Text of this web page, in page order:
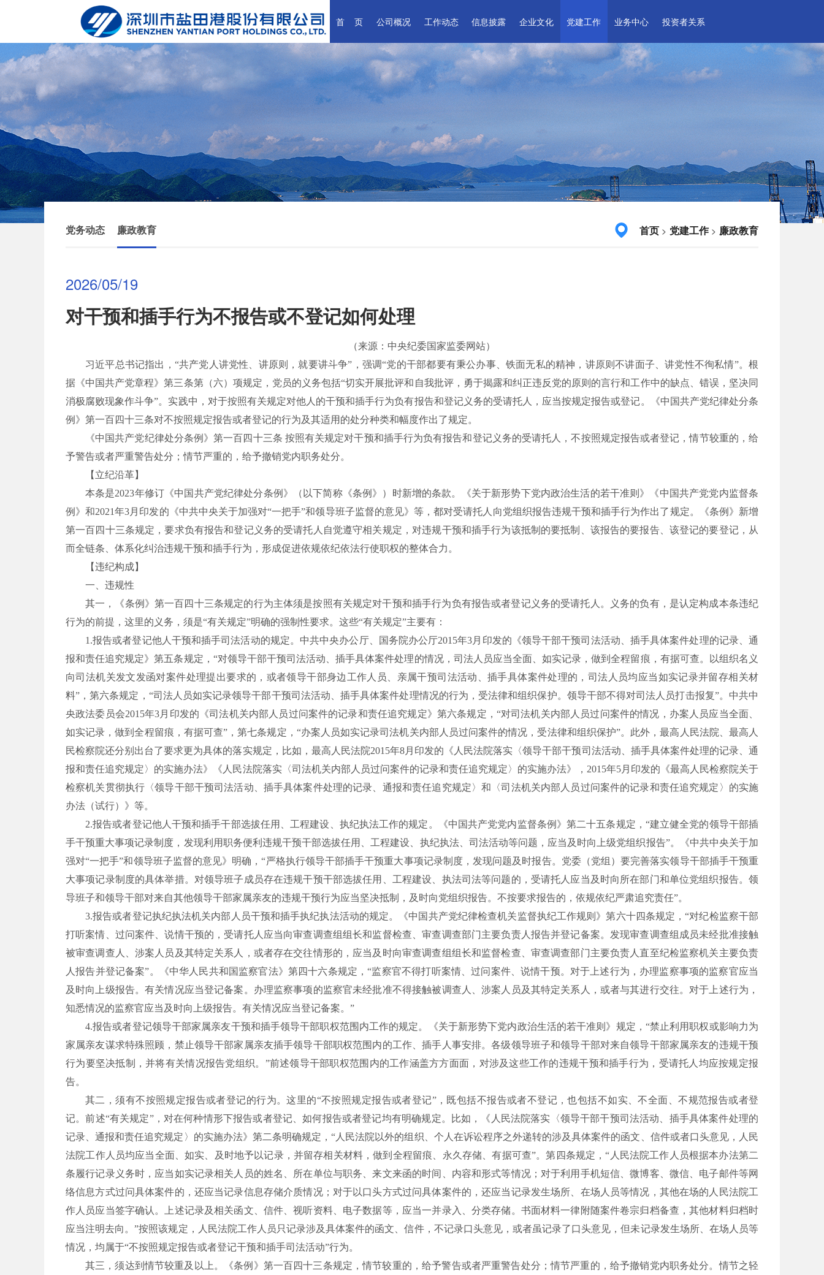
首    页 公司概况 工作动态 信息披露 企业文化 党建工作 业务中心 投资者关系
党务动态 廉政教育 首页 > 党建工作> 廉政教育
2026/05/19
对干预和插手行为不报告或不登记如何处理
（来源：中央纪委国家监委网站）
习近平总书记指出， “共产党人讲党性、讲原则，就要讲斗争”，强调“党的干部都要有秉公办事、铁面无私的精神，讲原则不讲面子、讲党性不徇私情”。根
据《中国共产党章程》第三条第（六）项规定，党员的义务包括“切实开展批评和自我批评，勇于揭露和纠正违反党的原则的言行和工作中的缺点、错误，坚决同
消极腐败现象作斗争”。实践中，对于按照有关规定对他人的干预和插手行为负有报告和登记义务的受请托人，应当按规定报告或登记。《中国共产党纪律处分条
例》第一百四十三条对不按照规定报告或者登记的行为及其适用的处分种类和幅度作出了规定。
《中国共产党纪律处分条例》第一百四十三条 按照有关规定对干预和插手行为负有报告和登记义务的受请托人，不按照规定报告或者登记，情节较重的，给
予警告或者严重警告处分；情节严重的，给予撤销党内职务处分。
【立纪沿革】
本条是2023年修订《中国共产党纪律处分条例》（以下简称《条例》）时新增的条款。《关于新形势下党内政治生活的若干准则》《中国共产党党内监督条
例》和2021年3月印发的《中共中央关于加强对“一把手”和领导班子监督的意见》等，都对受请托人向党组织报告违规干预和插手行为作出了规定。《条例》新增
第一百四十三条规定，要求负有报告和登记义务的受请托人自觉遵守相关规定，对违规干预和插手行为该抵制的要抵制、该报告的要报告、该登记的要登记，从
而全链条、体系化纠治违规干预和插手行为，形成促进依规依纪依法行使职权的整体合力。
【违纪构成】
一、违规性
其一，《条例》第一百四十三条规定的行为主体须是按照有关规定对干预和插手行为负有报告或者登记义务的受请托人。义务的负有，是认定构成本条违纪
行为的前提，这里的义务，须是“有关规定”明确的强制性要求。这些“有关规定”主要有：
1.报告或者登记他人干预和插手司法活动的规定。中共中央办公厅、国务院办公厅2015年3月印发的《领导干部干预司法活动、插手具体案件处理的记录、通
报和责任追究规定》第五条规定，“对领导干部干预司法活动、插手具体案件处理的情况，司法人员应当全面、如实记录，做到全程留痕，有据可查。以组织名义
向司法机关发文发函对案件处理提出要求的，或者领导干部身边工作人员、亲属干预司法活动、插手具体案件处理的，司法人员均应当如实记录并留存相关材
料”，第六条规定，“司法人员如实记录领导干部干预司法活动、插手具体案件处理情况的行为，受法律和组织保护。领导干部不得对司法人员打击报复”。中共中
央政法委员会2015年3月印发的《司法机关内部人员过问案件的记录和责任追究规定》第六条规定，“对司法机关内部人员过问案件的情况，办案人员应当全面、
如实记录，做到全程留痕，有据可查”，第七条规定，“办案人员如实记录司法机关内部人员过问案件的情况，受法律和组织保护”。此外，最高人民法院、最高人
民检察院还分别出台了要求更为具体的落实规定，比如，最高人民法院2015年8月印发的《人民法院落实〈领导干部干预司法活动、插手具体案件处理的记录、通
报和责任追究规定〉的实施办法》《人民法院落实〈司法机关内部人员过问案件的记录和责任追究规定〉的实施办法》，2015年5月印发的《最高人民检察院关于
检察机关贯彻执行〈领导干部干预司法活动、插手具体案件处理的记录、通报和责任追究规定〉和〈司法机关内部人员过问案件的记录和责任追究规定〉的实施
办法（试行）》等。
2.报告或者登记他人干预和插手干部选拔任用、工程建设、执纪执法工作的规定。《中国共产党党内监督条例》第二十五条规定，“建立健全党的领导干部插
手干预重大事项记录制度，发现利用职务便利违规干预干部选拔任用、工程建设、执纪执法、司法活动等问题，应当及时向上级党组织报告”。《中共中央关于加
强对“一把手”和领导班子监督的意见》明确，“严格执行领导干部插手干预重大事项记录制度，发现问题及时报告。党委（党组）要完善落实领导干部插手干预重
大事项记录制度的具体举措。对领导班子成员存在违规干预干部选拔任用、工程建设、执法司法等问题的，受请托人应当及时向所在部门和单位党组织报告。领
导班子和领导干部对来自其他领导干部家属亲友的违规干预行为应当坚决抵制，及时向党组织报告。不按要求报告的，依规依纪严肃追究责任”。
3.报告或者登记执纪执法机关内部人员干预和插手执纪执法活动的规定。《中国共产党纪律检查机关监督执纪工作规则》第六十四条规定，“对纪检监察干部
打听案情、过问案件、说情干预的，受请托人应当向审查调查组组长和监督检查、审查调查部门主要负责人报告并登记备案。发现审查调查组成员未经批准接触
被审查调查人、涉案人员及其特定关系人，或者存在交往情形的，应当及时向审查调查组组长和监督检查、审查调查部门主要负责人直至纪检监察机关主要负责
人报告并登记备案”。《中华人民共和国监察官法》第四十六条规定，“监察官不得打听案情、过问案件、说情干预。对于上述行为，办理监察事项的监察官应当
及时向上级报告。有关情况应当登记备案。办理监察事项的监察官未经批准不得接触被调查人、涉案人员及其特定关系人，或者与其进行交往。对于上述行为，
知悉情况的监察官应当及时向上级报告。有关情况应当登记备案。”
4.报告或者登记领导干部家属亲友干预和插手领导干部职权范围内工作的规定。《关于新形势下党内政治生活的若干准则》规定，“禁止利用职权或影响力为
家属亲友谋求特殊照顾，禁止领导干部家属亲友插手领导干部职权范围内的工作、插手人事安排。各级领导班子和领导干部对来自领导干部家属亲友的违规干预
行为要坚决抵制，并将有关情况报告党组织。”前述领导干部职权范围内的工作涵盖方方面面，对涉及这些工作的违规干预和插手行为，受请托人均应按规定报
告。
其二，须有不按照规定报告或者登记的行为。这里的“不按照规定报告或者登记”，既包括不报告或者不登记，也包括不如实、不全面、不规范报告或者登
记。前述“有关规定”，对在何种情形下报告或者登记、如何报告或者登记均有明确规定。比如，《人民法院落实〈领导干部干预司法活动、插手具体案件处理的
记录、通报和责任追究规定〉的实施办法》第二条明确规定，“人民法院以外的组织、个人在诉讼程序之外递转的涉及具体案件的函文、信件或者口头意见，人民
法院工作人员均应当全面、如实、及时地予以记录，并留存相关材料，做到全程留痕、永久存储、有据可查”。第四条规定，“人民法院工作人员根据本办法第二
条履行记录义务时，应当如实记录相关人员的姓名、所在单位与职务、来文来函的时间、内容和形式等情况；对于利用手机短信、微博客、微信、电子邮件等网
络信息方式过问具体案件的，还应当记录信息存储介质情况；对于以口头方式过问具体案件的，还应当记录发生场所、在场人员等情况，其他在场的人民法院工
作人员应当签字确认。上述记录及相关函文、信件、视听资料、电子数据等，应当一并录入、分类存储。书面材料一律附随案件卷宗归档备查，其他材料归档时
应当注明去向。”按照该规定，人民法院工作人员只记录涉及具体案件的函文、信件，不记录口头意见，或者虽记录了口头意见，但未记录发生场所、在场人员等
情况，均属于“不按照规定报告或者登记干预和插手司法活动”行为。
其三，须达到情节较重及以上。《条例》第一百四十三条规定，情节较重的，给予警告或者严重警告处分；情节严重的，给予撤销党内职务处分。情节之轻